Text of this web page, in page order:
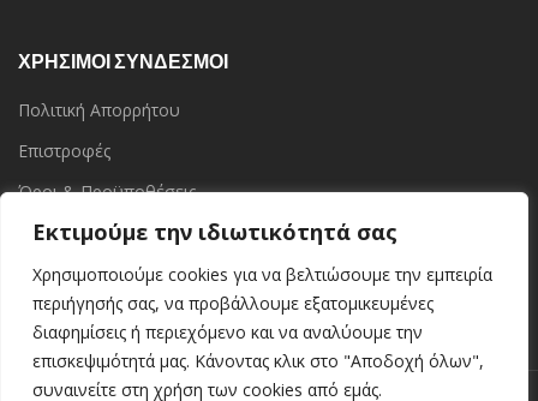
Εκτιμούμε την ιδιωτικότητά σας
Χρησιμοποιούμε cookies για να βελτιώσουμε την εμπειρία
περιήγησής σας, να προβάλλουμε εξατομικευμένες
διαφημίσεις ή περιεχόμενο και να αναλύουμε την
επισκεψιμότητά μας. Κάνοντας κλικ στο "Αποδοχή όλων",
συναινείτε στη χρήση των cookies από εμάς.
ΧΡΗΣΙΜΟΙ ΣΥΝΔΕΣΜΟΙ
Πολιτική Απορρήτου
Επιστροφές
Όροι & Προϋποθέσεις
Επικοινωνία
Τα Καταστήματα